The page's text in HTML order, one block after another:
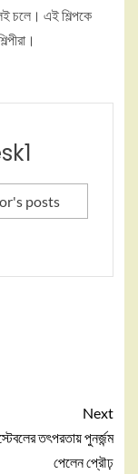
চলে। এই শিল্পকে
posts
Next
তৎপরতায় পুনর্জন্ম
পেলেন প্রৌঢ়